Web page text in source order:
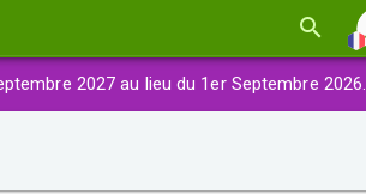
2027 au lieu du 1er Septembre 2026.